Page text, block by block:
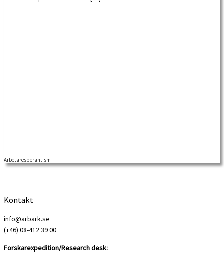
Arbetaresperantism
Kontakt
info@arbark.se
(+46) 08-412 39 00
Forskarexpedition/Research desk: